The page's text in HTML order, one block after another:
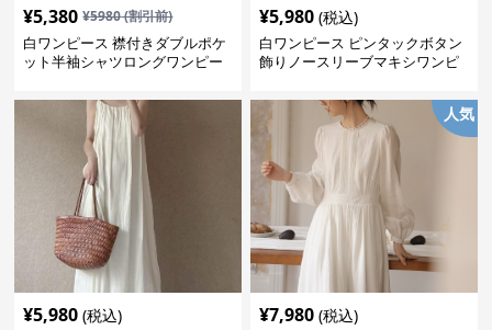
¥5,380 ¥5980(割引前)
白ワンピース 襟付きダブルポケ
ット半袖シャツロングワンピー
¥5,980 (税込)
白ワンピース ピンタックボタン
飾りノースリーブマキシワンピ
¥5,980 (税込)
人気
¥7,980 (税込)